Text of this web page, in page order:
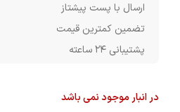
ارسال با پست پیشتاز
تضمین کمترین قیمت
پشتیبانی ۲۴ ساعته
در انبار موجود نمی باشد